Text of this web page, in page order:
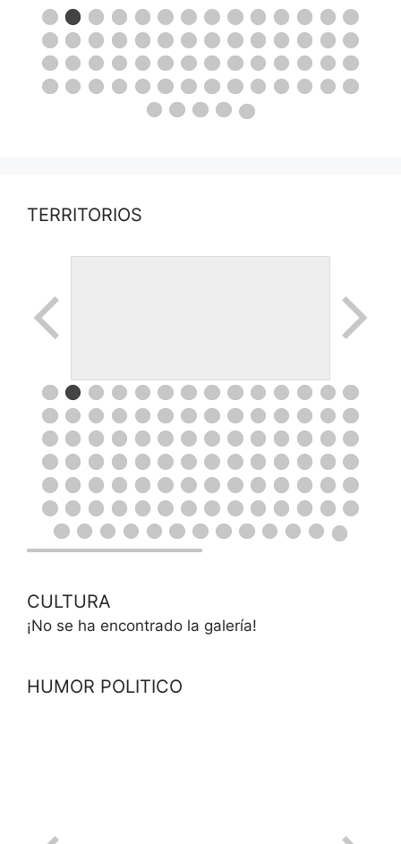
TERRITORIOS
CULTURA
¡No se ha encontrado la galería!
HUMOR POLITICO